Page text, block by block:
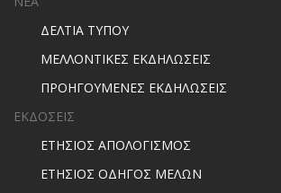
ΔΕΛΤΙΑ ΤΥΠΟΥ
ΜΕΛΛΟΝΤΙΚΕΣ ΕΚΔΗΛΩΣΕΙΣ
ΠΡΟΗΓΟΥΜΕΝΕΣ ΕΚΔΗΛΩΣΕΙΣ
ΕΚΔΟΣΕΙΣ
ΕΤΗΣΙΟΣ ΑΠΟΛΟΓΙΣΜΟΣ
ΕΤΗΣΙΟΣ ΟΔΗΓΟΣ ΜΕΛΩΝ